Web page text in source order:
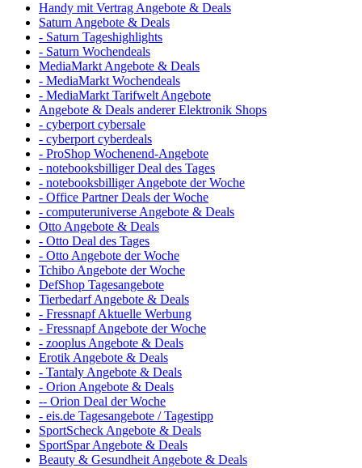
Handy mit Vertrag Angebote & Deals
Saturn Angebote & Deals
- Saturn Tageshighlights
- Saturn Wochendeals
MediaMarkt Angebote & Deals
- MediaMarkt Wochendeals
- MediaMarkt Tarifwelt Angebote
Angebote & Deals anderer Elektronik Shops
- cyberport cybersale
- cyberport cyberdeals
- ProShop Wochenend-Angebote
- notebooksbilliger Deal des Tages
- notebooksbilliger Angebote der Woche
- Office Partner Deals der Woche
- computeruniverse Angebote & Deals
Otto Angebote & Deals
- Otto Deal des Tages
- Otto Angebote der Woche
Tchibo Angebote der Woche
DefShop Tagesangebote
Tierbedarf Angebote & Deals
- Fressnapf Aktuelle Werbung
- Fressnapf Angebote der Woche
- zooplus Angebote & Deals
Erotik Angebote & Deals
- Tantaly Angebote & Deals
- Orion Angebote & Deals
-- Orion Deal der Woche
- eis.de Tagesangebote / Tagestipp
SportScheck Angebote & Deals
SportSpar Angebote & Deals
Beauty & Gesundheit Angebote & Deals